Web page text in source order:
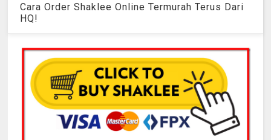
Cara Order Shaklee Online Termurah Terus Dari
HQ!